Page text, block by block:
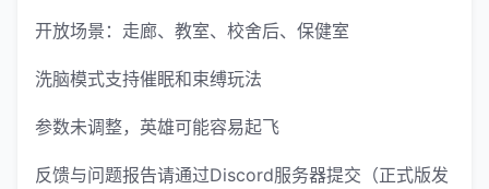
开放场景：走廊、教室、校舍后、保健室
洗脑模式支持催眠和束缚玩法
参数未调整，英雄可能容易起飞
反馈与问题报告请通过Discord服务器提交（正式版发